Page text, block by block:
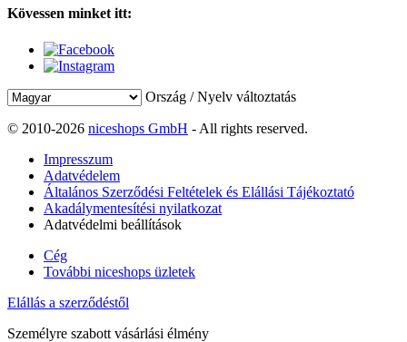
Kövessen minket itt:
Ország / Nyelv változtatás
© 2010-2026 niceshops GmbH - All rights reserved.
Impresszum
Adatvédelem
Általános Szerződési Feltételek és Elállási Tájékoztató
Akadálymentesítési nyilatkozat
Adatvédelmi beállítások
Cég
További niceshops üzletek
Elállás a szerződéstől
Személyre szabott vásárlási élmény